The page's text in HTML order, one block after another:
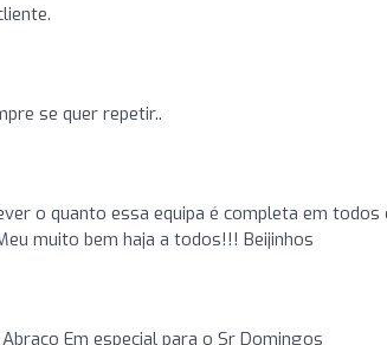
se quer repetir..
o quanto essa equipa é completa em todos
muito bem haja a todos!!! Beijinhos
Em especial para o Sr Domingos